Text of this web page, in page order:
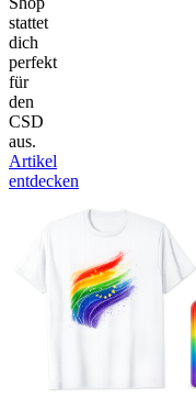
stattet
dich
perfekt
für
den
CSD
aus.
Artikel
entdecken